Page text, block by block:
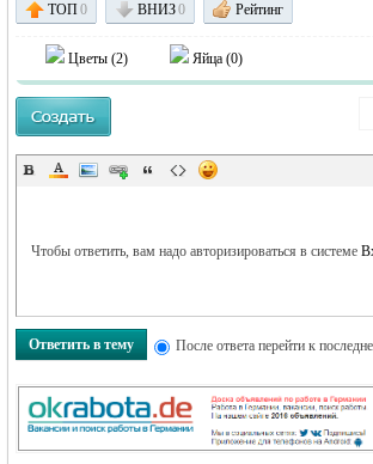
MEINLAND.
ТОП0 ВНИЗ0 Рейтинг
Цветы (2) Яйца (0)
Чтобы ответить, вам надо авторизироваться в системе
Ответить в тему После ответа перейти к